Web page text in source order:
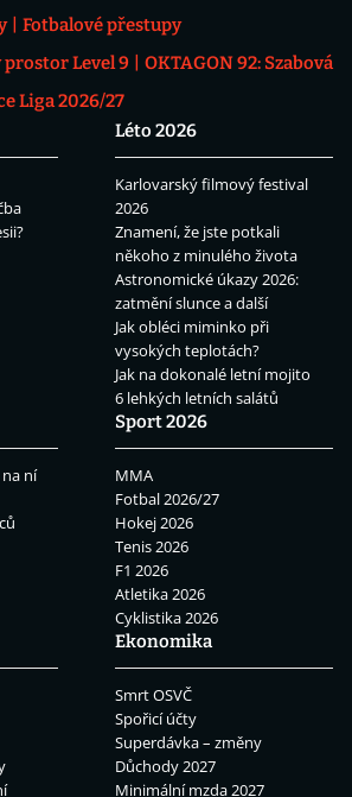
Fotbalové přestupy
prostor Level 9
OKTAGON 92: Szabová
Liga 2026/27
Léto 2026
Karlovarský filmový festival
2026
Znamení, že jste potkali
někoho z minulého života
Astronomické úkazy 2026:
zatmění slunce a další
Jak obléci miminko při
vysokých teplotách?
Jak na dokonalé letní mojito
6 lehkých letních salátů
ní
Sport 2026
MMA
Fotbal 2026/27
Hokej 2026
Tenis 2026
F1 2026
Atletika 2026
Cyklistika 2026
Ekonomika
Smrt OSVČ
Spořicí účty
Superdávka – změny
Důchody 2027
Minimální mzda 2027